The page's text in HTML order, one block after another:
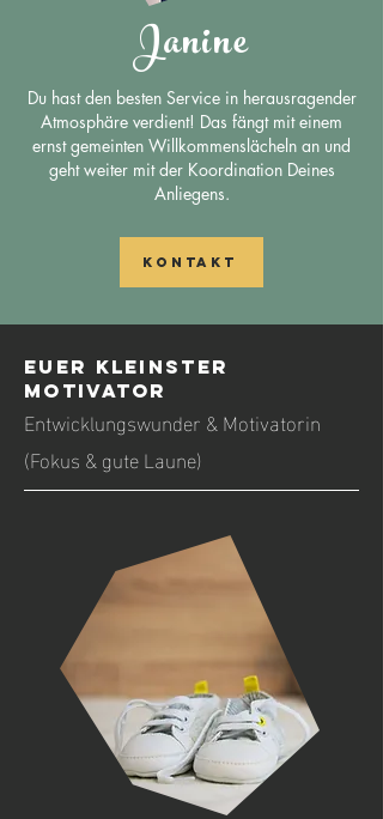
Janine
Du hast den besten Service in herausragender
Atmosphäre verdient! Das fängt mit einem
ernst gemeinten Willkommenslächeln an und
geht weiter mit der Koordination Deines
Anliegens.
Kontakt
Euer Kleinster
Motivator
Entwicklungswunder & Motivatorin
(Fokus & gute Laune)